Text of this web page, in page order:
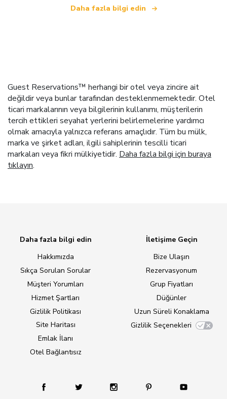
Daha fazla bilgi edin
Guest Reservations™ herhangi bir otel veya zincire ait
değildir veya bunlar tarafından desteklenmemektedir. Otel
ticari markalarının veya bilgilerinin kullanımı, müşterilerin
tercih ettikleri seyahat yerlerini belirlemelerine yardımcı
olmak amacıyla yalnızca referans amaçlıdır. Tüm bu mülk,
marka ve şirket adları, ilgili sahiplerinin tescilli ticari
markaları veya fikri mülkiyetidir. Daha fazla bilgi için buraya
tıklayın.
Daha fazla bilgi edin
Hakkımızda
Sıkça Sorulan Sorular
Müşteri Yorumları
Hizmet Şartları
Gizlilik Politikası
Site Haritası
Emlak İlanı
Otel Bağlantısız
İletişime Geçin
Bize Ulaşın
Rezervasyonum
Grup Fiyatları
Düğünler
Uzun Süreli Konaklama
Gizlilik Seçenekleri